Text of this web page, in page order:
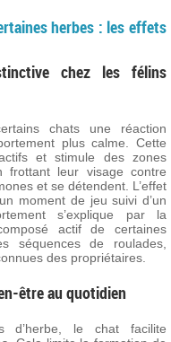
herbes : les effets
chez les félins
chats une réaction
plus calme. Cette
et stimule des zones
frottant leur visage contre
et se détendent. L’effet
moment de jeu suivi d’un
s’explique par la
actif de certaines
séquences de roulades,
des propriétaires.
être au quotidien
d’herbe, le chat facilite